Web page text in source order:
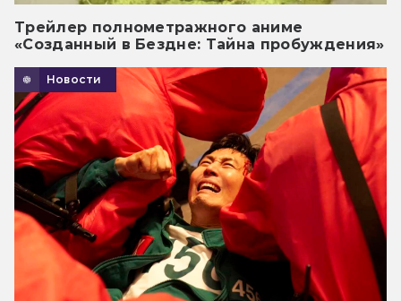
Трейлер полнометражного аниме
«Созданный в Бездне: Тайна пробуждения»
Новости